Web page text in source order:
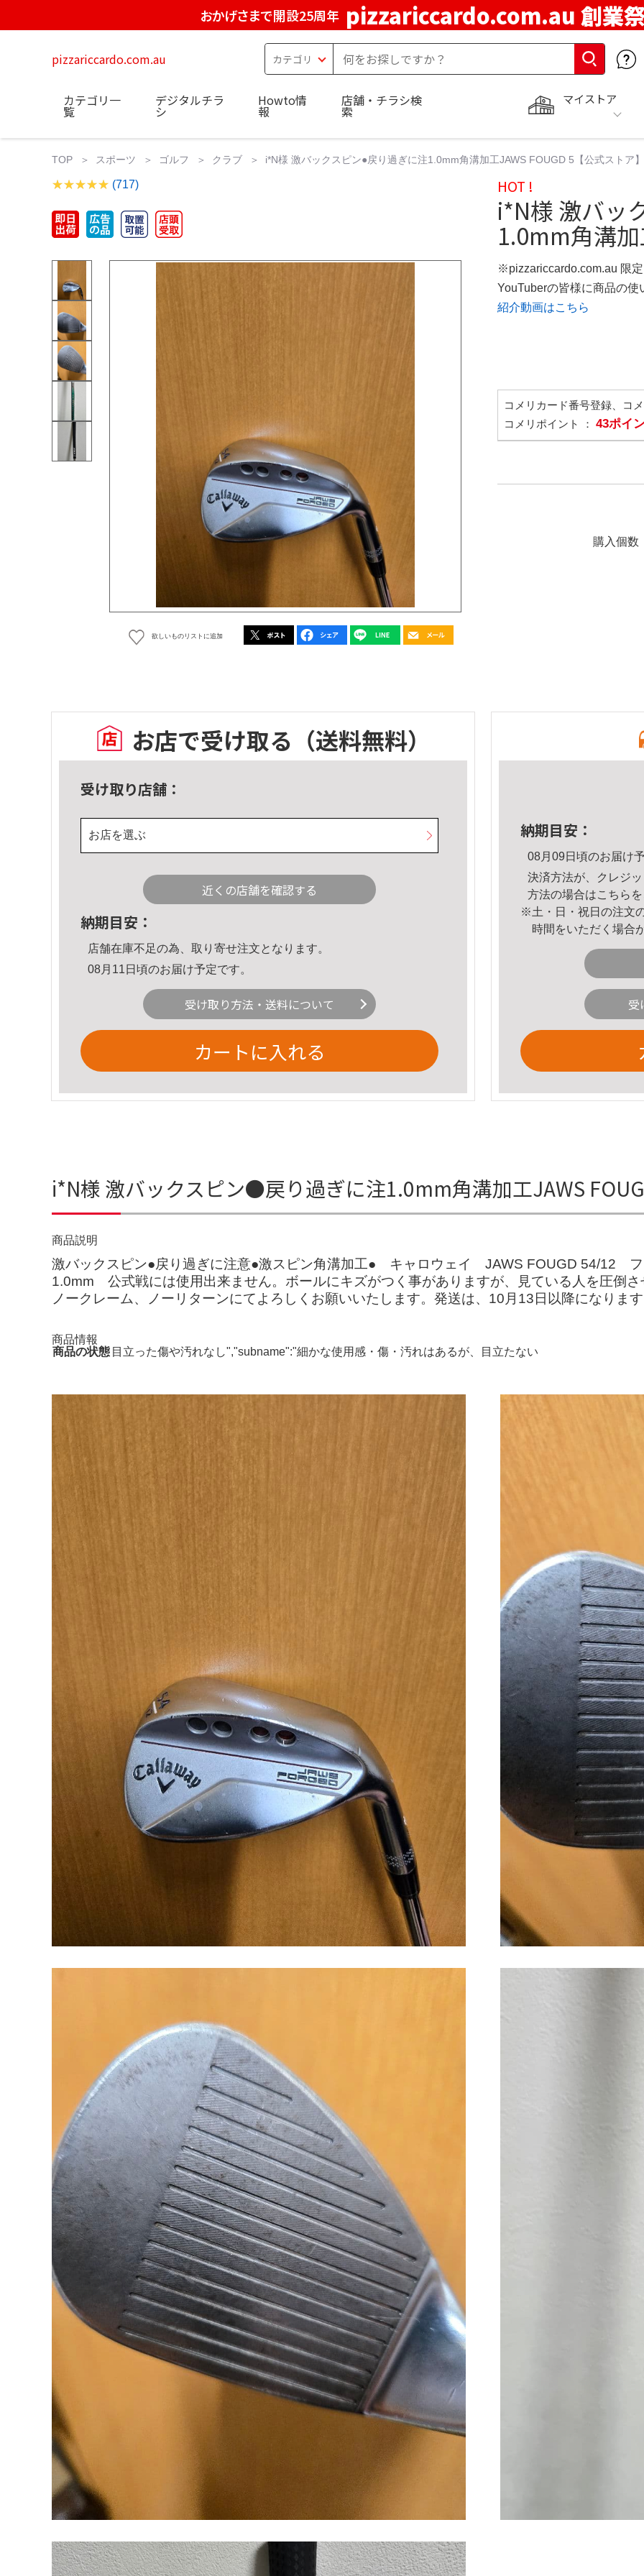
おかげさまで開設25周年 pizzariccardo.com.au 創業
pizzariccardo.com.au
マイストア
カテゴリ一
覧
デジタルチラ
シ
Howto情
報
店舗・チラシ検
索
TOP スポーツ ゴルフ クラブ i*N様 激バックスピン●戻り過ぎに注1.0mm角溝加工JAWS FOUGD 5【公式ストア】
(717)
欲しいものリストに追加
HOT !
i*N様 激バッ
1.0mm角溝加
※pizzariccardo.com.au 限
YouTuberの皆様に商品の
紹介動画はこちら
コメリカード番号登録、コ
コメリポイント ： 43ポイ
購入個数
お店で受け取る （送料無料）
受け取り店舗：
お店を選ぶ
近くの店舗を確認する
納期目安：
店舗在庫不足の為、取り寄せ注文となります。
08月11日頃のお届け予定です。
受け取り方法・送料について
カートに入れる
納期目安：
08月09日頃のお届け
決済方法が、クレジ
方法の場合はこちら
※土・日・祝日の注文
時間をいただく場合
受
i*N様 激バックスピン●戻り過ぎに注1.0mm角溝加工JAWS
商品説明
激バックスピン●戻り過ぎに注意●激スピン角溝加工● キャロウェイ JAWS FOUGD 54/
1.0mm 公式戦には使用出来ません。ボールにキズがつく事がありますが、見ている人を圧倒
ノークレーム、ノーリターンにてよろしくお願いいたします。発送は、10月13日以降になりま
商品情報
商品の状態 目立った傷や汚れなし","subname":"細かな使用感・傷・汚れはあるが、目立たない